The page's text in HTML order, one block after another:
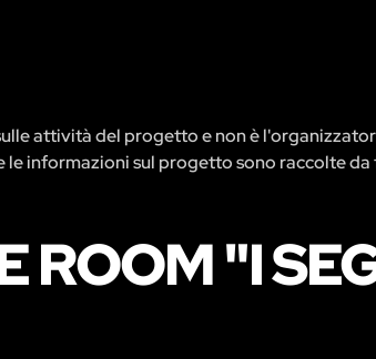
attività del progetto e non è
informazioni sul progetto sono raccolte
ROOM "I